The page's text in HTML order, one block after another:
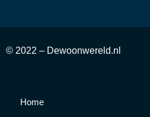
© 2022 – Dewoonwereld.nl
Home